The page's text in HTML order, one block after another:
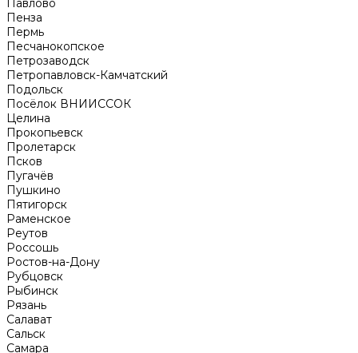
Павлово
Пенза
Пермь
Песчанокопское
Петрозаводск
Петропавловск-Камчатский
Подольск
Посёлок ВНИИССОК
Целина
Прокопьевск
Пролетарск
Псков
Пугачёв
Пушкино
Пятигорск
Раменское
Реутов
Россошь
Ростов-на-Дону
Рубцовск
Рыбинск
Рязань
Салават
Сальск
Самара